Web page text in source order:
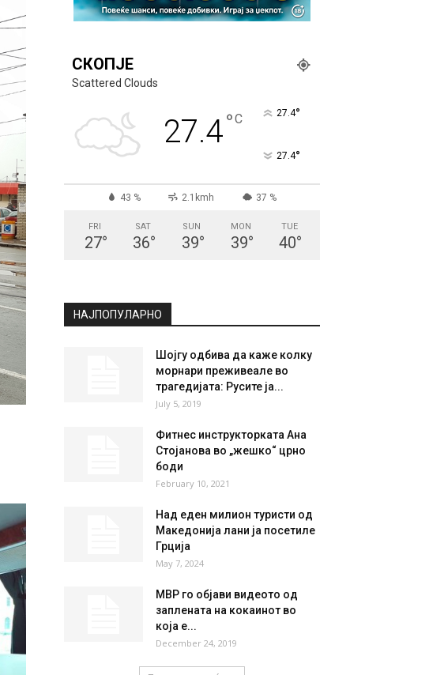
СКОПЈЕ
27.4
2.1kmh 37 %
39 ° 39° 40°
Шојгу одбива да каже колку
морнари преживеале во
трагедијата: Русите ја...
July 5, 2019
Фитнес инструкторката Ана
Стојанова во „жешко“ црно
February 10, 2021